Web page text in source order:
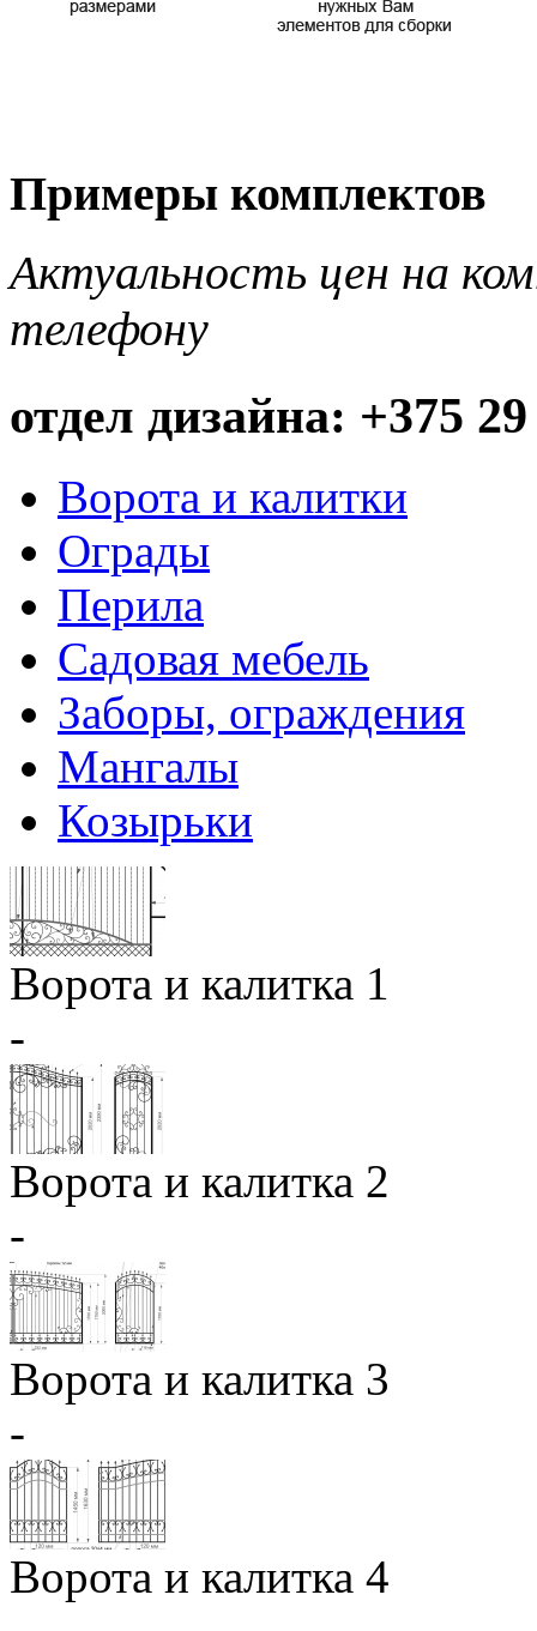
Примеры комплектов
Актуальность цен на
телефону
отдел дизайна: +375
Ворота и калитки
Ограды
Перила
Садовая мебель
Заборы, ограждения
Мангалы
Козырьки
Ворота и калитка 1
-
Ворота и калитка 2
-
Ворота и калитка 3
-
Ворота и калитка 4